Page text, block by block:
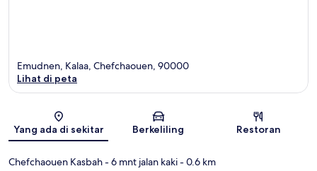
Peta
Emudnen, Kalaa, Chefchaouen, 90000
Lihat di peta
Yang ada di sekitar Berkeliling Restoran
Chefchaouen Kasbah- 6 mnt jalan kaki- 0.6 km